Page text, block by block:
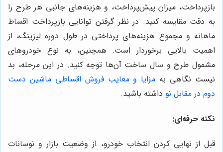
بازپرداخت، میزان پیش‌پرداخت، و هزینه‌های جانبی هر طرح را
به دقت مقایسه کنید. در نظر گرفتن توانایی بازپرداخت اقساط
ماهانه و مجموع هزینه‌های پرداختی در طول دوره لیزینگ، از
اهمیت بالایی برخوردار است. همچنین، به نوع خودروهای
مشمول طرح و سال ساخت آن‌ها توجه کنید. در این مرحله، بد
نیست نگاهی به مزایا و معایب فروش اقساطی ماشین دست
دوم در مقابل نو داشته باشید.
نکته حرفه‌ای:
قبل از نهایی کردن انتخاب خودرو، از وضعیت بازار و نوسانات